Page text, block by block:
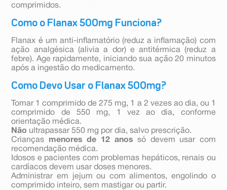
comprimidos.
Como o Flanax 500mg Funciona?
Flanax é um anti-inflamatório (reduz a inflamação) com
ação analgésica (alivia a dor) e antitérmica (reduz a
febre). Age rapidamente, iniciando sua ação 20 minutos
após a ingestão do medicamento.
Como Devo Usar o Flanax 500mg?
Tomar 1 comprimido de 275 mg, 1 a 2 vezes ao dia, ou 1
comprimido de 550 mg, 1 vez ao dia, conforme
orientação médica.
Não ultrapassar 550 mg por dia, salvo prescrição.
Crianças menores de 12 anos só devem usar com
recomendação médica.
Idosos e pacientes com problemas hepáticos, renais ou
cardíacos devem usar doses menores.
Administrar em jejum ou com alimentos, engolindo o
comprimido inteiro, sem mastigar ou partir.